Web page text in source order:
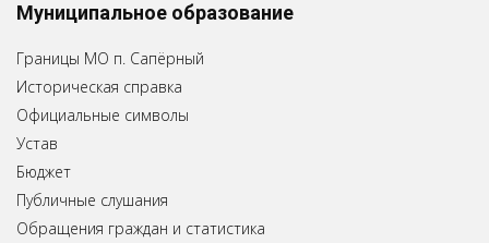
Муниципальное образование
Границы МО п. Сапёрный
Историческая справка
Официальные символы
Устав
Бюджет
Публичные слушания
Обращения граждан и статистика